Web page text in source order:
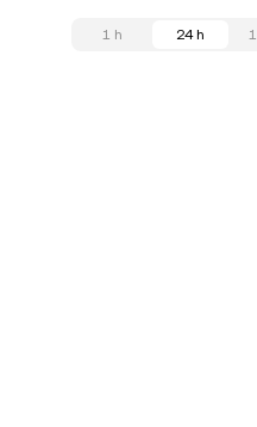
1 h 24 h